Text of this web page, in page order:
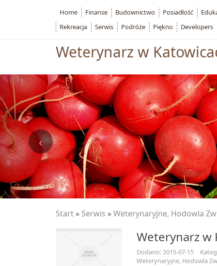
Weterynarz w
Start » Serwis »Weterynaryjne, Hodowla
Weterynarz w
Dodano: 2015-07-15
Weterynaryjne, Hodowla
Home Finanse Budownictwo Posiadłość
Rekreacja
Serwis Podróże Piękno Developers